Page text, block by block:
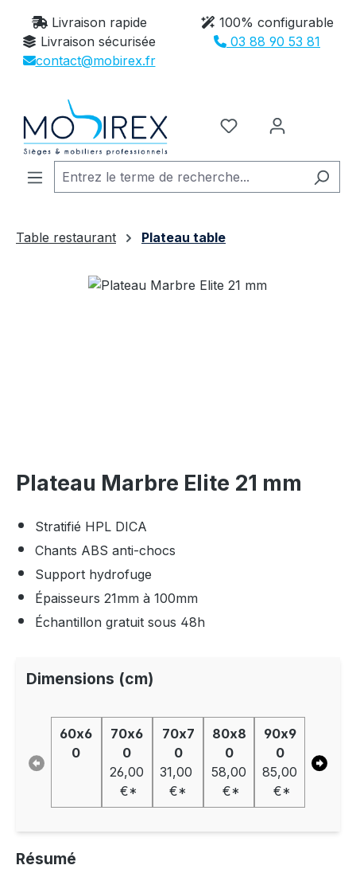
Passer au contenu principal
Livraison rapide
100% configurable
Livraison sécurisée
03 88 90 53 81
contact@mobirex.fr
Vous avez 0
Table restaurant
Plateau table
Plateau Marbre Elite 21 mm
Stratifié HPL DICA
Chants ABS anti-chocs
Support hydrofuge
Épaisseurs 21mm à 100mm
Échantillon gratuit sous 48h
Dimensions (cm)
60x6
0
70x6
0
26,00
€*
70x7
0
31,00
€*
80x8
0
58,00
€*
90x9
0
85,00
€*
82,00
Résumé